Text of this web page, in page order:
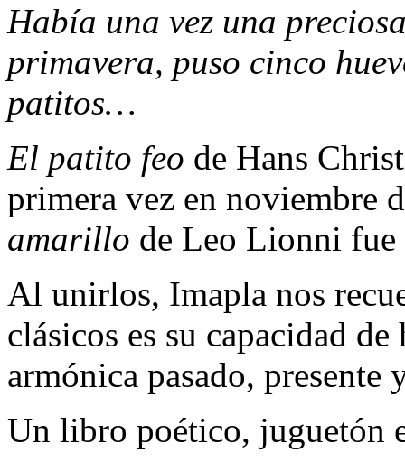
Había una vez una
primavera, puso cinco
patitos…
El patito feo de Hans
primera vez en noviembre
amarillo de Leo Lionni fue
Al unirlos, Imapla nos
clásicos es su capacidad
armónica pasado, presente
Un libro poético, juguetón